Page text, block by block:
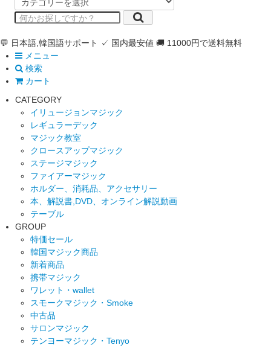
💬 日本語,韓国語サポート ✓ 国内最安値 🚚 11000円で送料無料
メニュー
検索
カート
CATEGORY
イリュージョンマジック
レギュラーデック
マジック教室
クロースアップマジック
ステージマジック
ファイアーマジック
ホルダー、消耗品、アクセサリー
本、解説書,DVD、オンライン解説動画
テーブル
GROUP
特価セール
韓国マジック商品
新着商品
携帯マジック
ワレット・wallet
スモークマジック・Smoke
中古品
サロンマジック
テンヨーマジック・Tenyo